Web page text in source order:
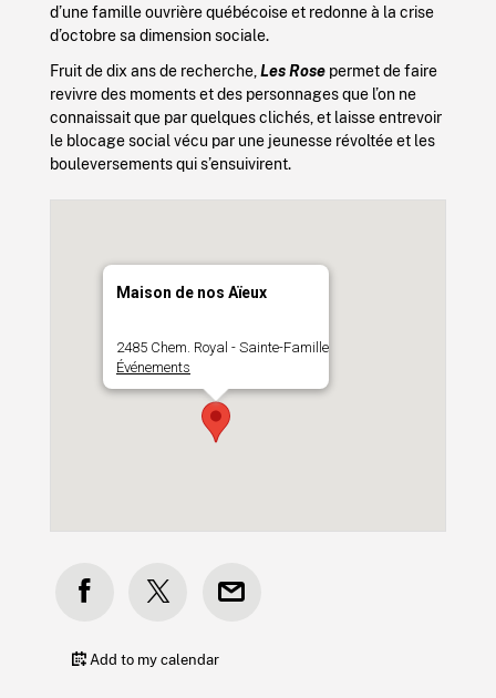
d’une famille ouvrière québécoise et redonne à la crise
d’octobre sa dimension sociale.
Fruit de dix ans de recherche, Les Rose permet de faire
revivre des moments et des personnages que l’on ne
connaissait que par quelques clichés, et laisse entrevoir
le blocage social vécu par une jeunesse révoltée et les
bouleversements qui s’ensuivirent.
Maison de nos Aïeux
2485 Chem. Royal - Sainte-Famille
Événements
Add to my calendar